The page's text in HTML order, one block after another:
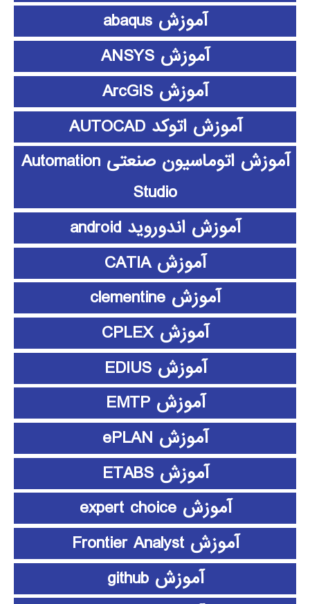
آموزش abaqus
آموزش ANSYS
آموزش ArcGIS
آموزش اتوکد AUTOCAD
آموزش اتوماسیون صنعتی Automation
Studio
آموزش اندوروید android
آموزش CATIA
آموزش clementine
آموزش CPLEX
آموزش EDIUS
آموزش EMTP
آموزش ePLAN
آموزش ETABS
آموزش expert choice
آموزش Frontier Analyst
آموزش github